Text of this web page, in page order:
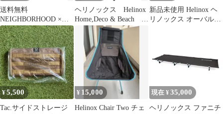
送料無料
NEIGHBORHOOD ×
Helinox BASEM-16ジャ
ンク品
ヘリノックス Helinox
Home,Deco & Beach チ
ェアホーム
新品未使用 Helinox ヘ
リノックス オーバルテ
¥5,500
Tac.サイドストレージ
¥ 15,000
Helinox Chair Two チェ
現在 ¥ 35,000
ヘリノックス ファニチ